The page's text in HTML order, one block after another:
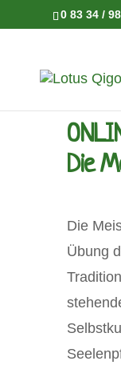
0 83 34 /
Die
Die
Übung